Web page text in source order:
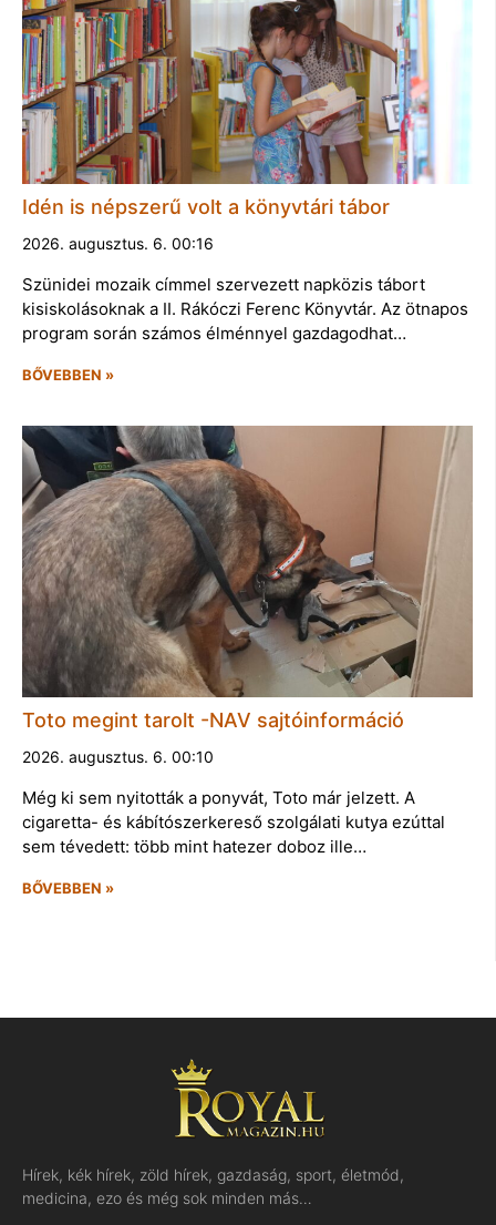
Idén is népszerű volt a könyvtári tábor
2026. augusztus. 6. 00:16
Szünidei mozaik címmel szervezett napközis tábort
kisiskolásoknak a II. Rákóczi Ferenc Könyvtár. Az ötnapos
program során számos élménnyel gazdagodhat…
BŐVEBBEN »
Toto megint tarolt -NAV sajtóinformáció
2026. augusztus. 6. 00:10
Még ki sem nyitották a ponyvát, Toto már jelzett. A
cigaretta- és kábítószerkereső szolgálati kutya ezúttal
sem tévedett: több mint hatezer doboz ille…
BŐVEBBEN »
Hírek, kék hírek, zöld hírek, gazdaság, sport, életmód,
medicina, ezo és még sok minden más…